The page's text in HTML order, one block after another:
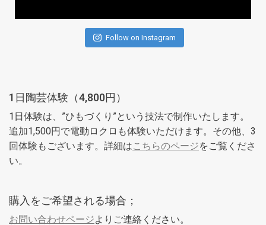
Follow on Instagram
1日陶芸体験（4,800円）
1日体験は、”ひもづくり”という技法で制作いたします。
追加1,500円で電動ロクロも体験いただけます。その他、3
回体験もございます。詳細はこちらのページをご覧くださ
い。
購入をご希望される場合；
お問い合わせページよりご連絡ください。